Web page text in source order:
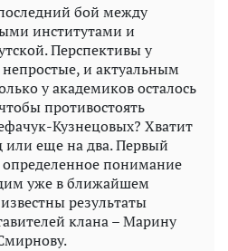
бой между
институтами и
Перспективы у
и актуальным
у академиков осталось
противостоять
Кузнецовых? Хватит
или еще на два. Первый
понимание
уже в ближайшем
результаты
клана – Марину